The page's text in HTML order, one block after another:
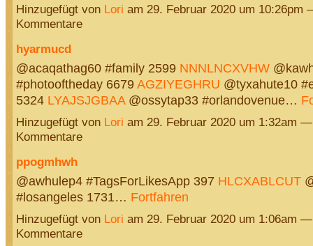
Hinzugefügt von Lori am 29. Februar 2020 um 10:26pm
Kommentare
hyarmucd
@acaqathag60 #family 2599 NNNLNCXVHW
#photooftheday 6679 AGZIYEGHRU @tyxahute10
5324 LYAJSJGBAA@ossytap33 #orlandovenue…
Hinzugefügt von Lori am 29. Februar 2020 um 1:32am
Kommentare
ppogmhwh
@awhulep4 #TagsForLikesApp 397 HLCXABLCUT
#losangeles 1731… Fortfahren
Hinzugefügt von Lori am 29. Februar 2020 um 1:06am
Kommentare